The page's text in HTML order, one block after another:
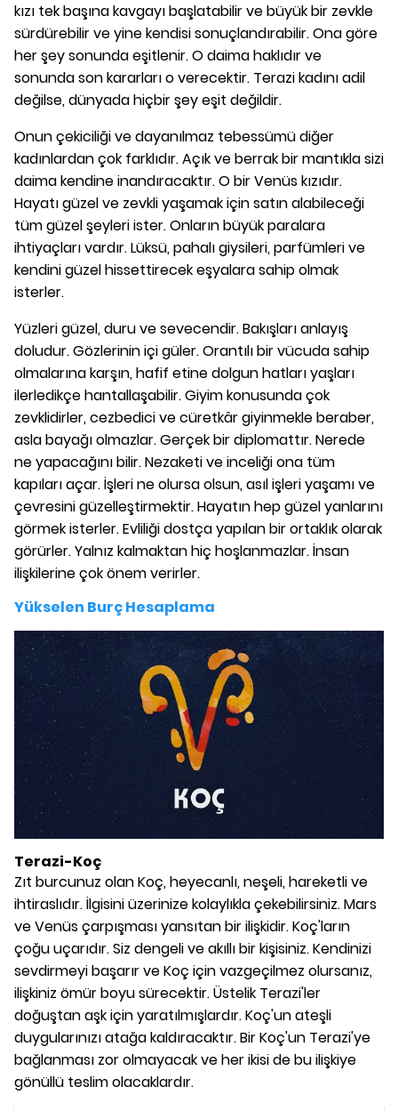
kızı tek başına kavgayı başlatabilir ve büyük bir zevkle
sürdürebilir ve yine kendisi sonuçlandırabilir. Ona göre
her şey sonunda eşitlenir. O daima haklıdır ve
sonunda son kararları o verecektir. Terazi kadını adil
değilse, dünyada hiçbir şey eşit değildir.
Onun çekiciliği ve dayanılmaz tebessümü diğer
kadınlardan çok farklıdır. Açık ve berrak bir mantıkla sizi
daima kendine inandıracaktır. O bir Venüs kızıdır.
Hayatı güzel ve zevkli yaşamak için satın alabileceği
tüm güzel şeyleri ister. Onların büyük paralara
ihtiyaçları vardır. Lüksü, pahalı giysileri, parfümleri ve
kendini güzel hissettirecek eşyalara sahip olmak
isterler.
Yüzleri güzel, duru ve sevecendir. Bakışları anlayış
doludur. Gözlerinin içi güler. Orantılı bir vücuda sahip
olmalarına karşın, hafif etine dolgun hatları yaşları
ilerledikçe hantallaşabilir. Giyim konusunda çok
zevklidirler, cezbedici ve cüretkâr giyinmekle beraber,
asla bayağı olmazlar. Gerçek bir diplomattır. Nerede
ne yapacağını bilir. Nezaketi ve inceliği ona tüm
kapıları açar. İşleri ne olursa olsun, asıl işleri yaşamı ve
çevresini güzelleştirmektir. Hayatın hep güzel yanlarını
görmek isterler. Evliliği dostça yapılan bir ortaklık olarak
görürler. Yalnız kalmaktan hiç hoşlanmazlar. İnsan
ilişkilerine çok önem verirler.
Yükselen Burç Hesaplama
Terazi-Koç
Zıt burcunuz olan Koç, heyecanlı, neşeli, hareketli ve
ihtiraslıdır. İlgisini üzerinize kolaylıkla çekebilirsiniz. Mars
ve Venüs çarpışması yansıtan bir ilişkidir. Koç'ların
çoğu uçarıdır. Siz dengeli ve akıllı bir kişisiniz. Kendinizi
sevdirmeyi başarır ve Koç için vazgeçilmez olursanız,
ilişkiniz ömür boyu sürecektir. Üstelik Terazi'ler
doğuştan aşk için yaratılmışlardır. Koç'un ateşli
duygularınızı atağa kaldıracaktır. Bir Koç'un Terazi'ye
bağlanması zor olmayacak ve her ikisi de bu ilişkiye
gönüllü teslim olacaklardır.